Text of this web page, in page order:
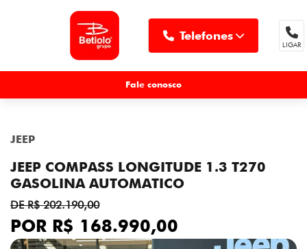
Telefones
LIGAR
Fale conosco
JEEP
JEEP COMPASS LONGITUDE 1.3 T270
GASOLINA AUTOMATICO
DE R$ 202.190,00
POR R$ 168.990,00